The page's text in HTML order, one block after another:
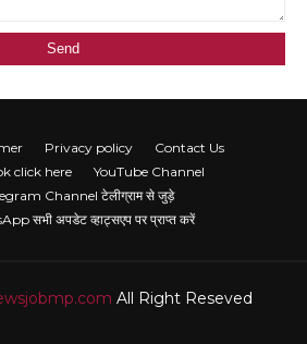
Privacy policy
Contact Us
click here
YouTube Channel
Channel टेलीग्राम से जुड़े
सभी अपडेट व्हाट्सएप पर प्राप्त करें
All Right Reseved